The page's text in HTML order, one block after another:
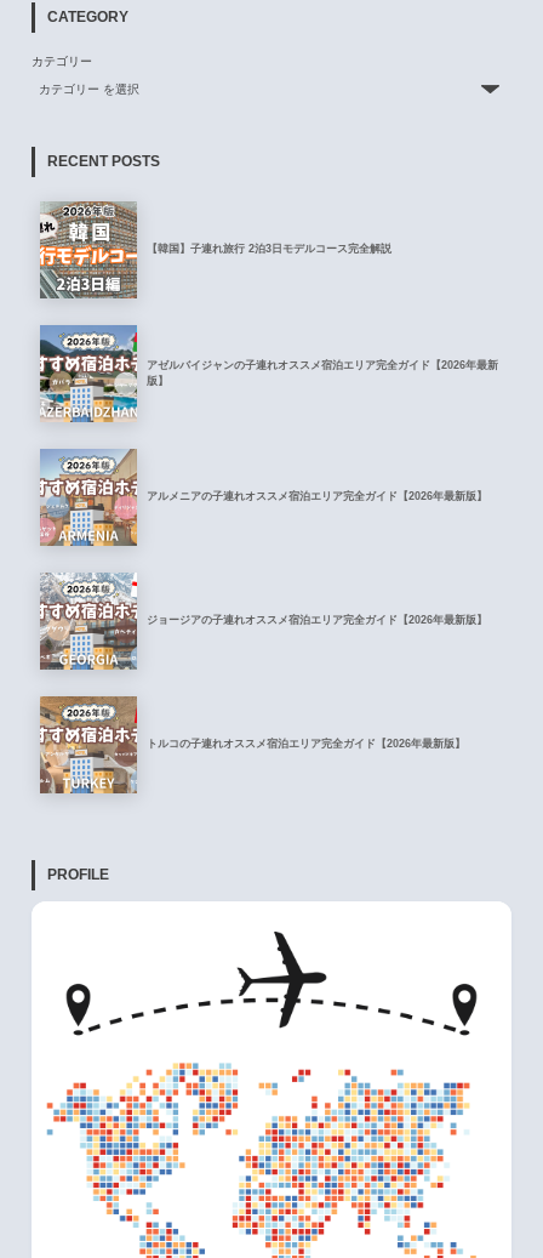
CATEGORY
カテゴリー
RECENT POSTS
【韓国】子連れ旅行 2泊3日モデルコース完全解説
アゼルバイジャンの子連れオススメ宿泊エリア完全ガイド【2026年最新
版】
アルメニアの子連れオススメ宿泊エリア完全ガイド【2026年最新版】
ジョージアの子連れオススメ宿泊エリア完全ガイド【2026年最新版】
トルコの子連れオススメ宿泊エリア完全ガイド【2026年最新版】
PROFILE